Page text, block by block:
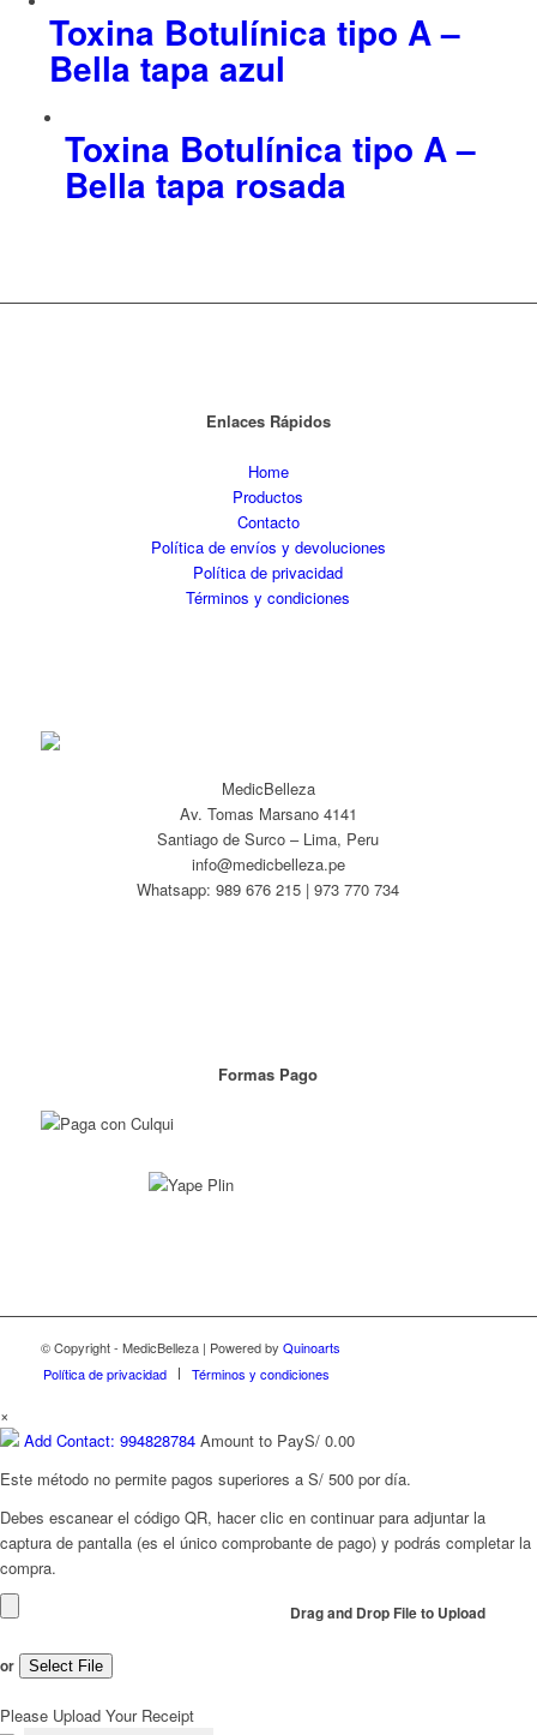
Toxina Botulínica tipo A –
Bella tapa azul
Toxina Botulínica tipo A –
Bella tapa rosada
Enlaces Rápidos
Home
Productos
Contacto
Política de envíos y devoluciones
Política de privacidad
Términos y condiciones
MedicBelleza
Av. Tomas Marsano 4141
Santiago de Surco – Lima, Peru
info@medicbelleza.pe
Whatsapp: 989 676 215 | 973 770 734
Formas Pago
© Copyright - MedicBelleza | Powered by Quinoarts
Política de privacidad
Términos y condiciones
×
Add Contact: 994828784 Amount to PayS/ 0.00
Este método no permite pagos superiores a S/ 500 por día.
Debes escanear el código QR, hacer clic en continuar para adjuntar la
captura de pantalla (es el único comprobante de pago) y podrás completar la
compra.
Drag and Drop File to Upload
or Select File
Please Upload Your Receipt